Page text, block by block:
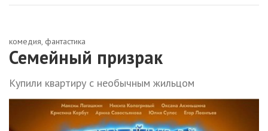
комедия, фантастика
Семейный призрак
Купили квартиру с необычным жильцом